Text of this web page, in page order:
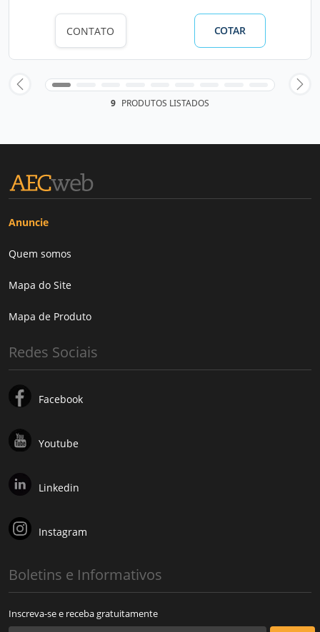
CONTATO COTAR
9 PRODUTOS LISTADOS
Anuncie
Quem somos
Mapa do Site
Mapa de Produto
Redes Sociais
Facebook
Youtube
Linkedin
Instagram
Boletins e Informativos
Inscreva-se e receba gratuitamente